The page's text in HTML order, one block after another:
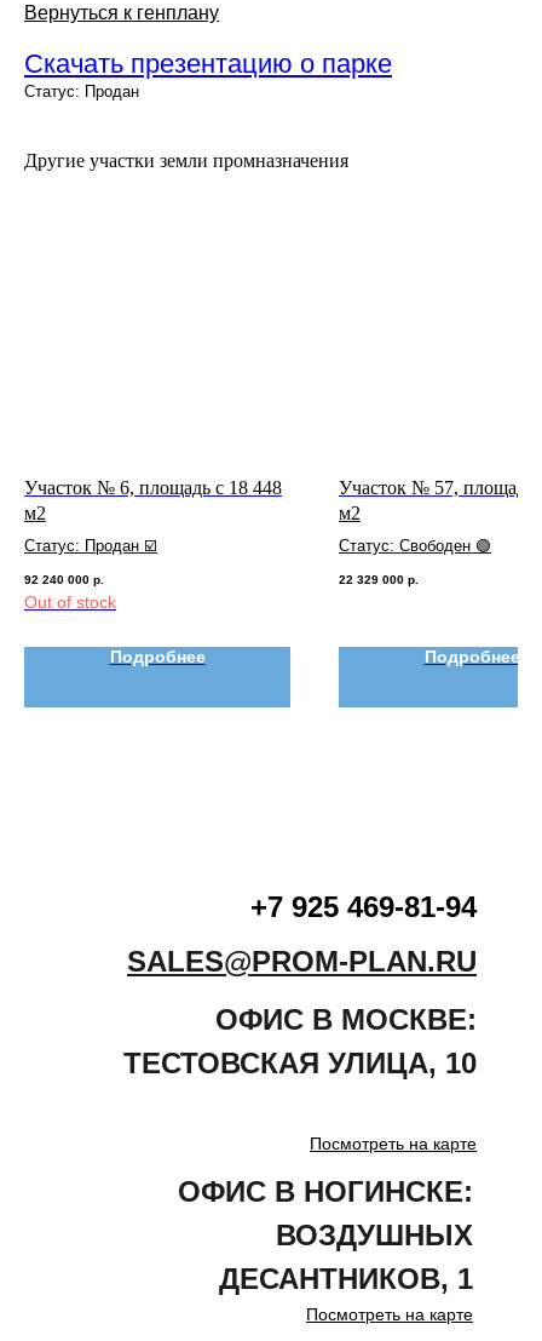
Вернуться к генплану
Скачать презентацию о парке
Статус: Продан
Другие участки земли промназначения
Участок № 6, площадь с 18 448
м2
Статус: Продан ☑️
92 240 000 р.
Out of stock
Подробнее
Участок № 57, площадь
м2
Статус: Свободен 🟢
22 329 000 р.
Подробнее
+7 925 469-81-94
SALES@PROM-PLAN.RU
ОФИС В МОСКВЕ:
ТЕСТОВСКАЯ УЛИЦА, 10
ОФИС В НОГИНСКЕ:
ВОЗДУШНЫХ
ДЕСАНТНИКОВ, 1
Посмотреть на карте
Посмотреть на карте